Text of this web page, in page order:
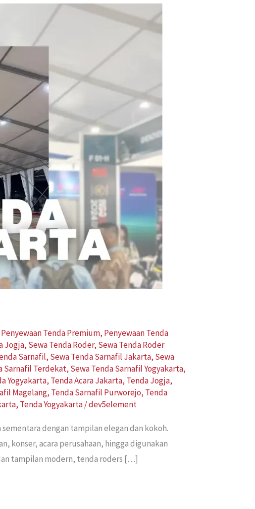
Penyewaan Tenda Premium, Penyewaan Tenda
Jogja, Sewa Tenda Roder, Sewa Tenda Roder
Sarnafil, Sewa Tenda Sarnafil Jakarta, Sewa
Sarnafil Terdekat, Sewa Tenda Sarnafil Yogyakarta,
Yogyakarta, Tenda Acara Jakarta, Tenda Jogja,
Magelang, Tenda Sarnafil Purworejo, Tenda
, Tenda Yogyakarta/dev5element
dengan tampilan elegan dan kokoh.
konser, acara perusahaan, hingga digunakan
tampilan modern, tenda roders […]